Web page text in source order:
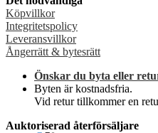
Köpvillkor
Integritetspolicy
Leveransvillkor
Ångerrätt & bytesrätt
Önskar du byta eller
Byten är kostnadsfria.
Vid retur tillkommer en
Auktoriserad återförsäljare